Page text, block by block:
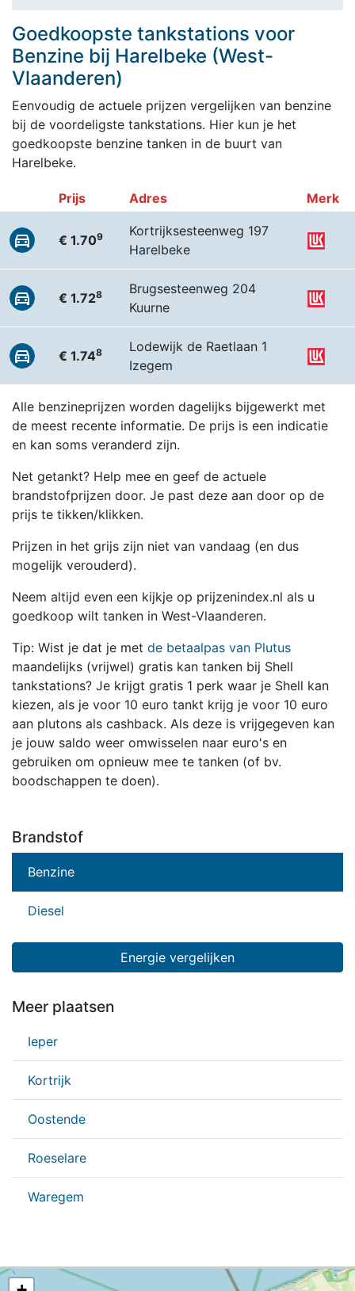
Goedkoopste tankstations voor
Benzine bij Harelbeke (West-
Vlaanderen)
Eenvoudig de actuele prijzen vergelijken van benzine
bij de voordeligste tankstations. Hier kun je het
goedkoopste benzine tanken in de buurt van
Harelbeke.
Prijs Adres Merk
€ 1.709
Kortrijksesteenweg 197
Harelbeke
€ 1.728
Brugsesteenweg 204
Kuurne
€ 1.748
Lodewijk de Raetlaan 1
Izegem
Alle benzineprijzen worden dagelijks bijgewerkt met
de meest recente informatie. De prijs is een indicatie
en kan soms veranderd zijn.
Net getankt? Help mee en geef de actuele
brandstofprijzen door. Je past deze aan door op de
prijs te tikken/klikken.
Prijzen in het grijs zijn niet van vandaag (en dus
mogelijk verouderd).
Neem altijd even een kijkje op prijzenindex.nl als u
goedkoop wilt tanken in West-Vlaanderen.
Tip: Wist je dat je met de betaalpas van Plutus
maandelijks (vrijwel) gratis kan tanken bij Shell
tankstations? Je krijgt gratis 1 perk waar je Shell kan
kiezen, als je voor 10 euro tankt krijg je voor 10 euro
aan plutons als cashback. Als deze is vrijgegeven kan
je jouw saldo weer omwisselen naar euro's en
gebruiken om opnieuw mee te tanken (of bv.
boodschappen te doen).
Brandstof
Benzine
Diesel
Energie vergelijken
Meer plaatsen
Ieper
Kortrijk
Oostende
Roeselare
Waregem